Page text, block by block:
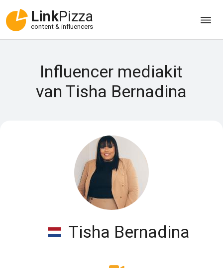
LinkPizza
content & influencers
Influencer mediakit
van Tisha Bernadina
Tisha Bernadina